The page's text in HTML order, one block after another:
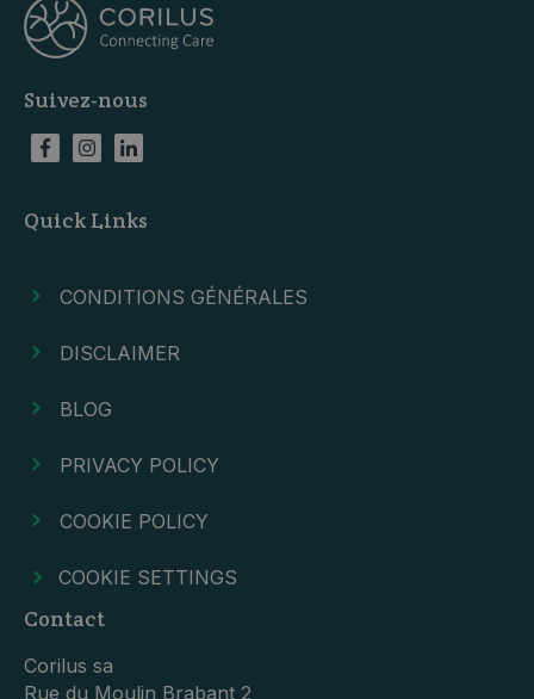
Suivez-nous
Quick Links
CONDITIONS GÉNÉRALES
DISCLAIMER
BLOG
PRIVACY POLICY
COOKIE POLICY
COOKIE SETTINGS
Contact
Corilus sa
Rue du Moulin Brabant 2